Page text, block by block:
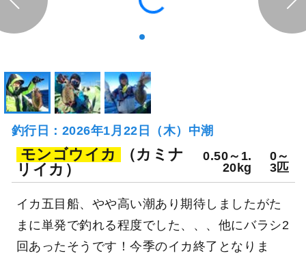
釣行日：2026年1月22日（木）中潮
モンゴウイカ
（カミナ
リイカ）
0.50～1.
20kg
0～
3匹
イカ五目船、やや高い潮あり期待しましたがた
まに単発で釣れる程度でした、、、他にバラシ2
回あったそうです！今季のイカ終了となりま